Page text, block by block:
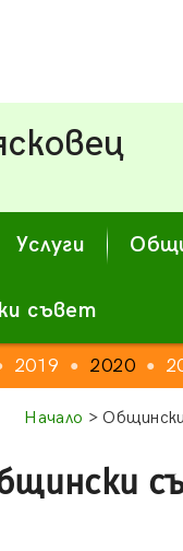
Услуги
съвет
2019 ● 2020 ●
Начало >